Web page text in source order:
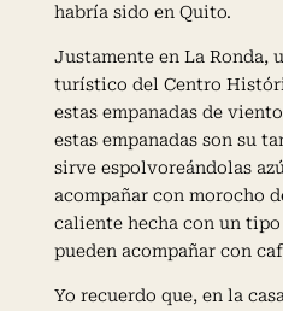
habría sido en Quito.
Justamente en La Ronda,
turístico del Centro
estas empanadas de
estas empanadas son su
sirve espolvoreándolas
acompañar con morocho
caliente hecha con un
pueden acompañar con
Yo recuerdo que, en la